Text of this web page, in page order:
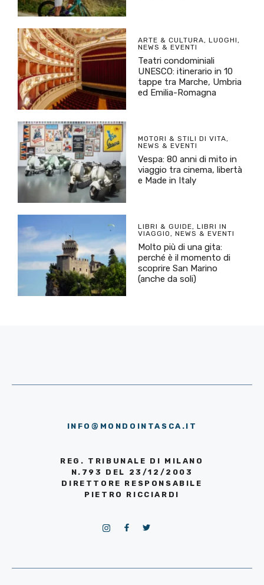
ARTE & CULTURA, LUOGHI,
NEWS & EVENTI
Teatri condominiali
UNESCO: itinerario in 10
tappe tra Marche, Umbria
ed Emilia-Romagna
MOTORI & STILI DI VITA,
NEWS & EVENTI
Vespa: 80 anni di mito in
viaggio tra cinema, libertà
e Made in Italy
LIBRI & GUIDE, LIBRI IN
VIAGGIO, NEWS & EVENTI
Molto più di una gita:
perché è il momento di
scoprire San Marino
(anche da soli)
INFO@MONDOINTASCA.IT
REG. TRIBUNALE DI MILANO
N.793 DEL 23/12/2003
DIRETTORE RESPONSABILE
PIETRO RICCIARDI